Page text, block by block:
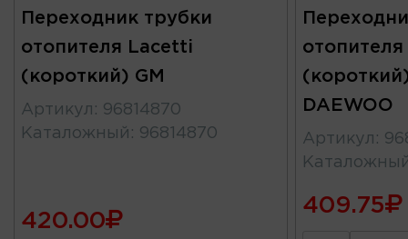
Переходник трубки
отопителя Lacetti
(короткий) GM
Артикул : 96814870
Каталожный : 96814870
420.00
DAEWOO
Артикул :
409.75